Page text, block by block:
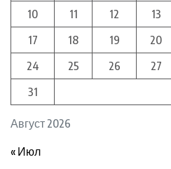
Август 2026
10
11 12 13
17
18 19 20
24
25 26 27
31
« Июл